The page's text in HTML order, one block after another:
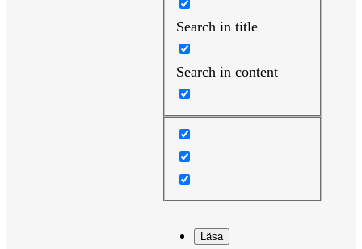
Search in title
Search in content
Läsa